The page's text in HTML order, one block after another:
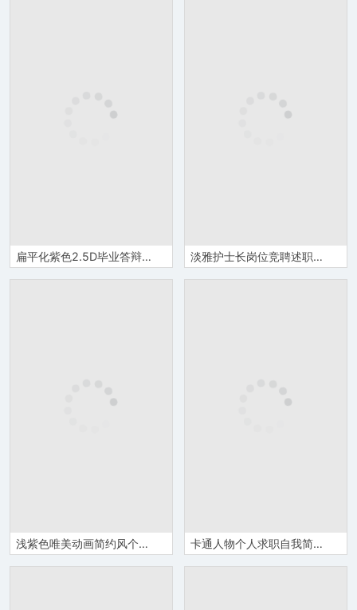
扁平化紫色2.5D毕业答辩PPT模板 淡雅护士长岗位竞聘述职报告医院医疗护士工作总结汇报PPT模板
浅紫色唯美动画简约风个人求职简历PPT模板 卡通人物个人求职自我简历PPT模板